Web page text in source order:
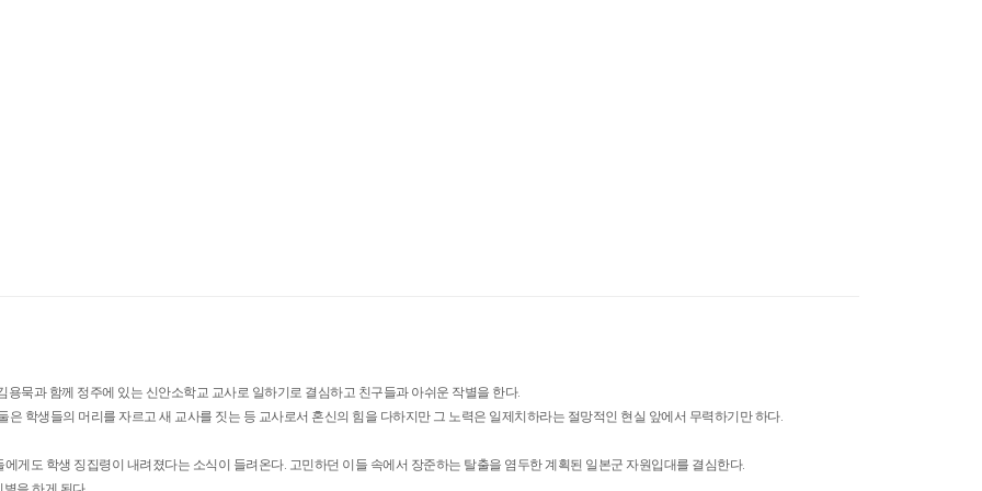
묵과 함께 정주에 있는 신안소학교 교사로 일하기로 결심하고 친구들과 아쉬운 작별을 한다.
학생들의 머리를 자르고 새 교사를 짓는 등 교사로서 혼신의 힘을 다하지만 그 노력은 일제치하라는 절망적인 현실 앞에서 무력하기만 하다.
게도 학생 징집령이 내려졌다는 소식이 들려온다. 고민하던 이들 속에서 장준하는 탈출을 염두한 계획된 일본군 자원입대를 결심한다.